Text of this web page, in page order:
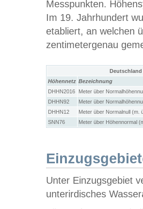
Messpunkten.
Im 19. Jahrhundert
etabliert, an welchen
zentimetergenau
Höhennetz Bezeichnung
DHHN2016
Meter über
DHHN92
Meter über
DHHN12
Meter über Normalnull (m.
SNN76
Meter über Höhennormal
Unter Einzugsgebiet
unterirdisches